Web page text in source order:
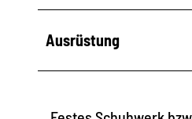
Ausrüstung